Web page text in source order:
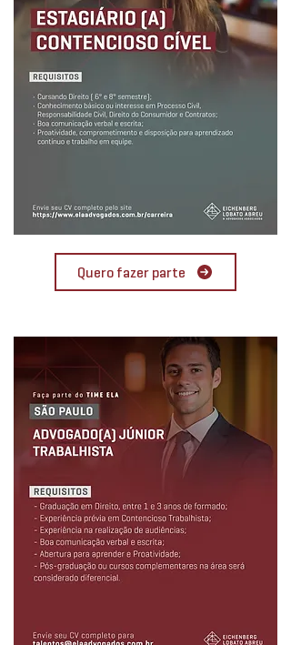
Quero fazer parte